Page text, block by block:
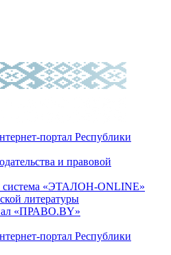
портал Республики
и правовой
система «ЭТАЛОН-ONLINE»
литературы
«ПРАВО.BY»
портал Республики